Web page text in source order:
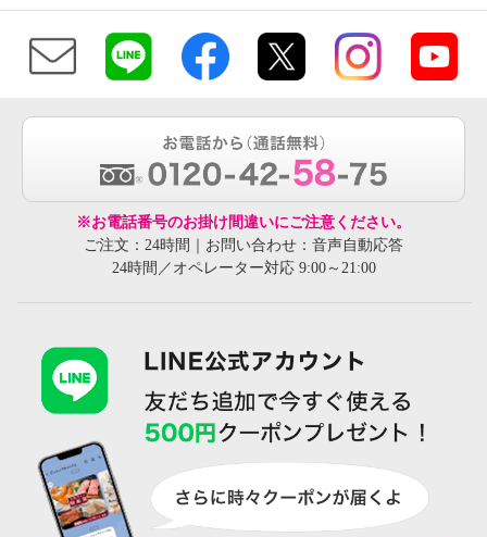
※お電話番号のお掛け間違いにご注意ください。
ご注文：24時間｜お問い合わせ：音声自動応答
24時間／オペレーター対応 9:00～21:00